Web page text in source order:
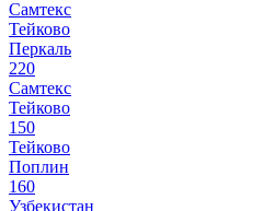
Самтекс
Тейково
Перкаль
220
Самтекс
Тейково
150
Тейково
Поплин
160
Узбекистан